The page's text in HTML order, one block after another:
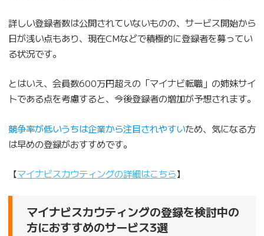
詳しい登録者数は公開されていないものの、サービス開始から
日が浅い点もあり、現在CMなどで積極的に登録者を募ってい
る状況です。
とはいえ、会員数600万円超えの「マイナビ転職」の姉妹サイ
トである点を考慮すると、今後登録者の増加が予想されます。
競争率が低いうちは企業から注目されやすいため、気になる方
は早めの登録がおすすめです。
【マイナビスカウティングの詳細はこちら】
マイナビスカウティングの登録を検討中の
方におすすめのサービス3選